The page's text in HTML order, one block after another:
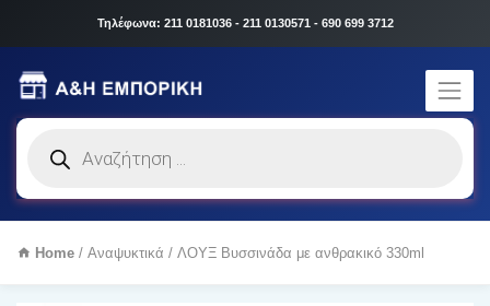
Τηλέφωνα: 211 0181036 - 211 0130571 - 690 699 3712
search
Home / Αναψυκτικά / ΛΟΥΞ Βυσσινάδα με ανθρακικό 330ml